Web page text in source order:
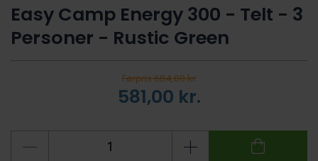
Easy Camp Energy 300 - Telt - 3
Personer - Rustic Green
Førpris 684,00 kr.
581,00 kr.